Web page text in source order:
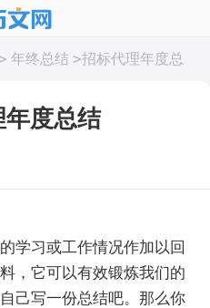
> 年终总结 >招标代理年度总
度总结
习或工作情况作加以回
，它可以有效锻炼我们的
己写一份总结吧。那么你